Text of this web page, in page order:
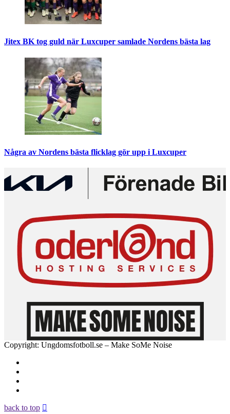
Jitex BK tog guld när Luxcuper samlade Nordens bästa lag
Några av Nordens bästa flicklag gör upp i Luxcuper
Copyright: Ungdomsfotboll.se – Make SoMe Noise
back to top